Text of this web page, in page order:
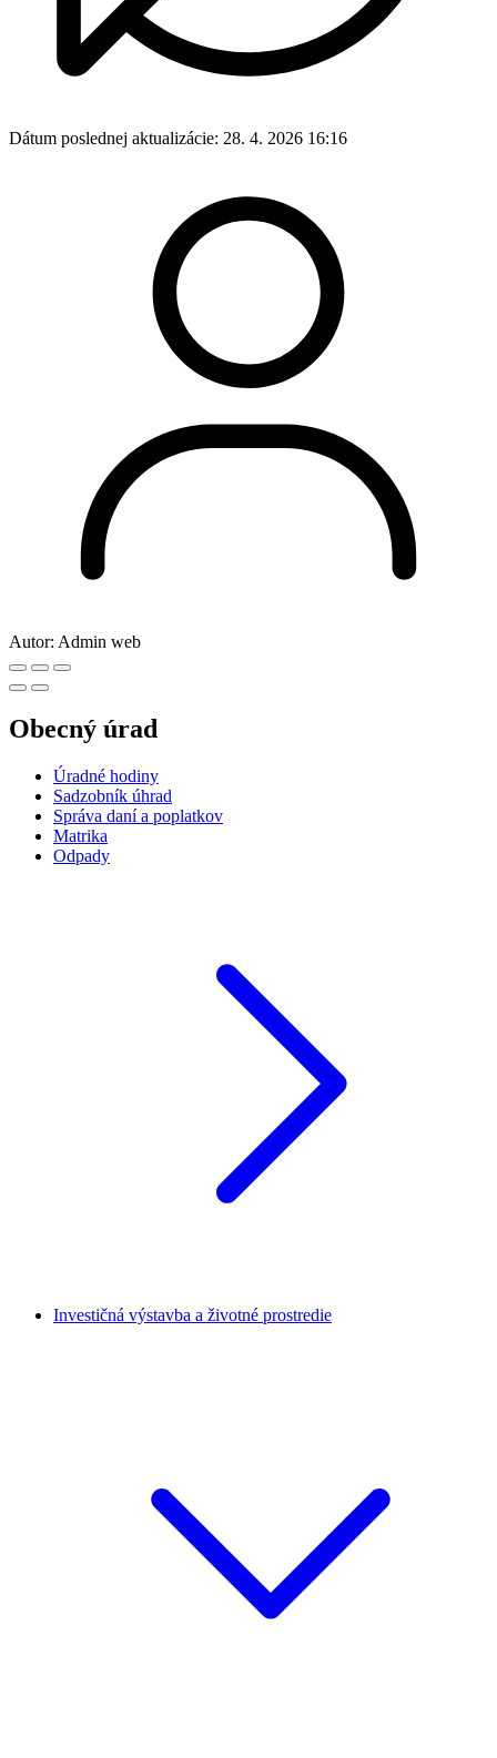
Dátum poslednej aktualizácie: 28. 4. 2026 16:16
Autor: Admin web
Obecný úrad
Úradné hodiny
Sadzobník úhrad
Správa daní a poplatkov
Matrika
Odpady
Investičná výstavba a životné prostredie